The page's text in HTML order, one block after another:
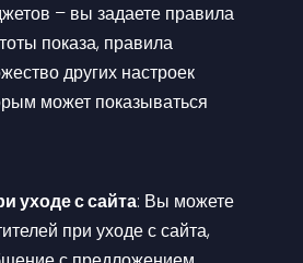
– вы задаете правила
показа, правила
других настроек
может показываться
уходе с сайта: Вы можете
при уходе с сайта,